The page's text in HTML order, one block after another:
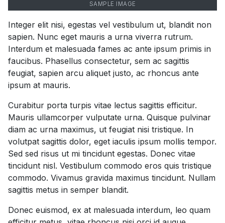
SAMPLE IMAGE
Integer elit nisi, egestas vel vestibulum ut, blandit non
sapien. Nunc eget mauris a urna viverra rutrum.
Interdum et malesuada fames ac ante ipsum primis in
faucibus. Phasellus consectetur, sem ac sagittis
feugiat, sapien arcu aliquet justo, ac rhoncus ante
ipsum at mauris.
Curabitur porta turpis vitae lectus sagittis efficitur.
Mauris ullamcorper vulputate urna. Quisque pulvinar
diam ac urna maximus, ut feugiat nisi tristique. In
volutpat sagittis dolor, eget iaculis ipsum mollis tempor.
Sed sed risus ut mi tincidunt egestas. Donec vitae
tincidunt nisl. Vestibulum commodo eros quis tristique
commodo. Vivamus gravida maximus tincidunt. Nullam
sagittis metus in semper blandit.
Donec euismod, ex at malesuada interdum, leo quam